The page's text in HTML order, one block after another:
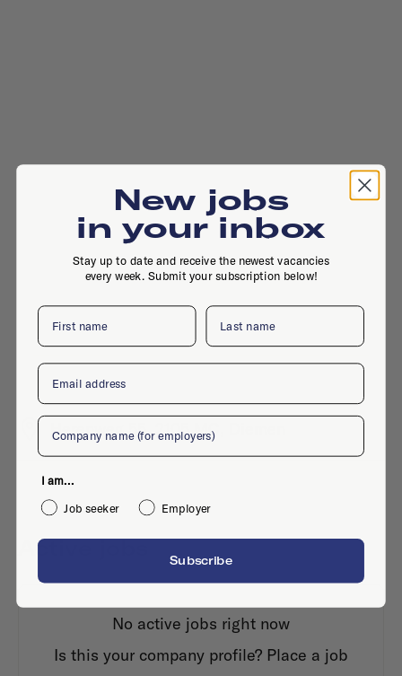
Herenweg 55, 2105 MC, Diemen
Active jobs
No active jobs right now
Is this your company profile? Place a job
New jobs
in your inbox
Stay up to date and receive the newest vacancies
every week. Submit your subscription below!
First name Last name
Email
Company
I am...
Job seeker
Employer
Subscribe